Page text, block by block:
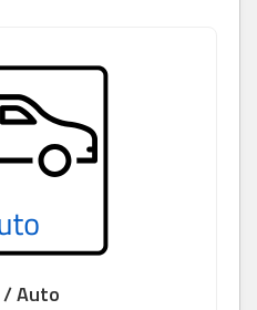
/ Auto